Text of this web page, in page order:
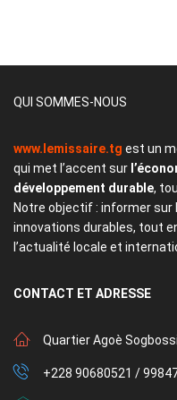
QUI SOMMES-NOUS
www.lemissaire.tg est un
qui met l’accent sur
développement durable,
Notre objectif : informer sur
innovations durables, tout
l’actualité locale et
CONTACT ET ADRESSE
Quartier Agoè
+228 90680521 /